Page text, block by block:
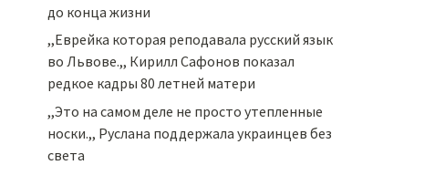
до конца жизни
,,Еврейка которая реподавала русский язык
во Львове.,, Кирилл Сафонов показал
редкое кадры 80 летней матери
,,Это на самом деле не просто утепленные
носки.,, Руслана поддержала украинцев без
света